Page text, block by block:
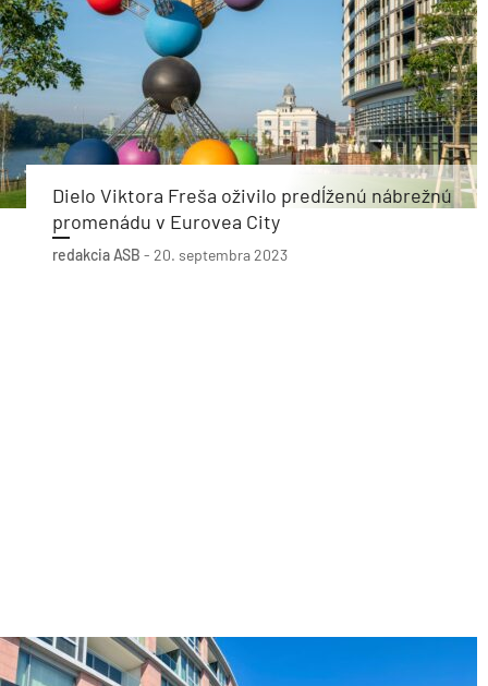
Dielo Viktora Freša oživilo predĺženú nábrežnú
promenádu v Eurovea City
redakcia ASB - 20. septembra 2023